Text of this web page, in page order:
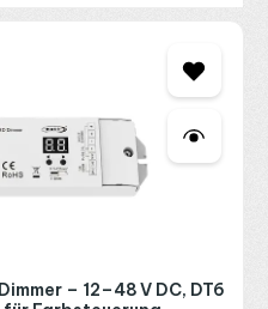
– 12–48 V DC, DT6